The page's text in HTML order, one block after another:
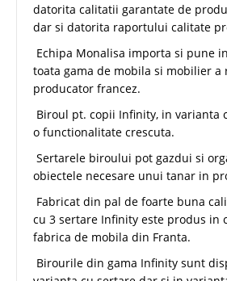
datorita calitatii garantate de
dar si datorita raportului calitate
Echipa Monalisa importa si pune
toata gama de mobila si mobilier
producator francez.
Biroul pt. copii Infinity, in varianta
o functionalitate crescuta.
Sertarele biroului pot gazdui si
obiectele necesare unui tanar in
Fabricat din pal de foarte buna
cu 3 sertare Infinity este produs in
fabrica de mobila din Franta.
Birourile din gama Infinity sunt